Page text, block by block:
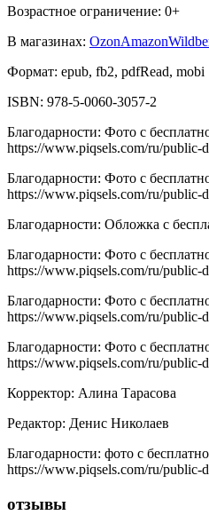
Возрастное ограничение: 0+
В магазинах: OzonAmazon
Формат: epub, fb2, pdfRead, mobi
ISBN: 978-5-0060-3057-2
Благодарности: Фото с
https://www.piqsels.com/ru/public-
Благодарности: Фото с
https://www.piqsels.com/ru/public-
Благодарности: Обложка с
Благодарности: Фото с
https://www.piqsels.com/ru/public-
Благодарности: Фото с
https://www.piqsels.com/ru/public-
Благодарности: Фото с
https://www.piqsels.com/ru/public-
Корректор: Алина Тарасова
Редактор: Денис Николаев
Благодарности: фото с
https://www.piqsels.com/ru/public-
отзывы